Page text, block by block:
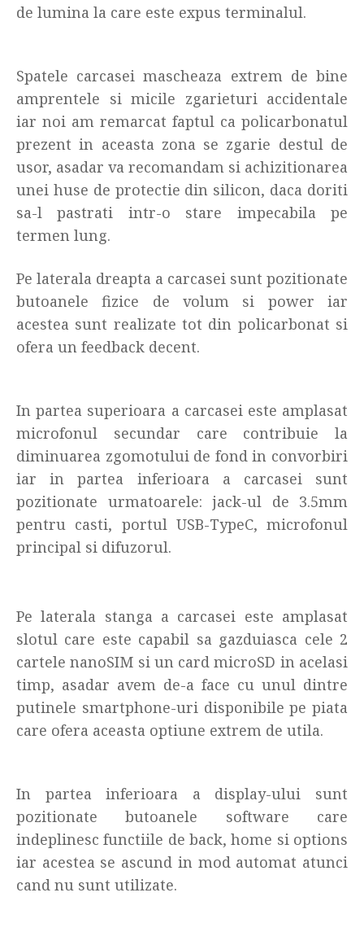
de lumina la care este expus terminalul.
Spatele carcasei mascheaza extrem de bine
amprentele si micile zgarieturi accidentale
iar noi am remarcat faptul ca policarbonatul
prezent in aceasta zona se zgarie destul de
usor, asadar va recomandam si achizitionarea
unei huse de protectie din silicon, daca doriti
sa-l pastrati intr-o stare impecabila pe
termen lung.
Pe laterala dreapta a carcasei sunt pozitionate
butoanele fizice de volum si power iar
acestea sunt realizate tot din policarbonat si
ofera un feedback decent.
In partea superioara a carcasei este amplasat
microfonul secundar care contribuie la
diminuarea zgomotului de fond in convorbiri
iar in partea inferioara a carcasei sunt
pozitionate urmatoarele: jack-ul de 3.5mm
pentru casti, portul USB-TypeC, microfonul
principal si difuzorul.
Pe laterala stanga a carcasei este amplasat
slotul care este capabil sa gazduiasca cele 2
cartele nanoSIM si un card microSD in acelasi
timp, asadar avem de-a face cu unul dintre
putinele smartphone-uri disponibile pe piata
care ofera aceasta optiune extrem de utila.
In partea inferioara a display-ului sunt
pozitionate butoanele software care
indeplinesc functiile de back, home si options
iar acestea se ascund in mod automat atunci
cand nu sunt utilizate.